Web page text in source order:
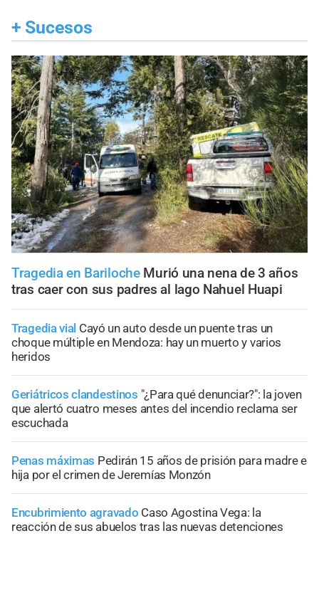
+ Sucesos
Tragedia en Bariloche Murió una nena de 3 años
tras caer con sus padres al lago Nahuel Huapi
Tragedia vial Cayó un auto desde un puente tras un
choque múltiple en Mendoza: hay un muerto y varios
heridos
Geriátricos clandestinos "¿Para qué denunciar?": la joven
que alertó cuatro meses antes del incendio reclama ser
escuchada
Penas máximas Pedirán 15 años de prisión para madre e
hija por el crimen de Jeremías Monzón
Encubrimiento agravado Caso Agostina Vega: la
reacción de sus abuelos tras las nuevas detenciones